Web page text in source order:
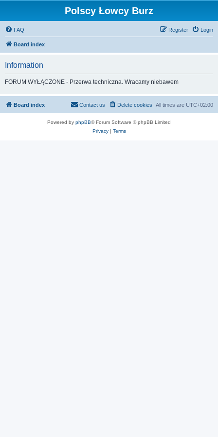
Polscy Łowcy Burz
FAQ Login
Register
Board index
Information
FORUM WYŁĄCZONE - Przerwa techniczna. Wracamy niebawem
Board index All times are UTC+02:00
Delete cookies
Contact us
Powered by phpBB® Forum Software © phpBB Limited
Privacy| Terms